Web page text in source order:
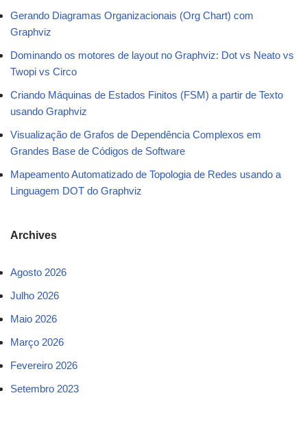
Gerando Diagramas Organizacionais (Org Chart) com
Graphviz
Dominando os motores de layout no Graphviz: Dot vs Neato vs
Twopi vs Circo
Criando Máquinas de Estados Finitos (FSM) a partir de Texto
usando Graphviz
Visualização de Grafos de Dependência Complexos em
Grandes Base de Códigos de Software
Mapeamento Automatizado de Topologia de Redes usando a
Linguagem DOT do Graphviz
Archives
Agosto 2026
Julho 2026
Maio 2026
Março 2026
Fevereiro 2026
Setembro 2023